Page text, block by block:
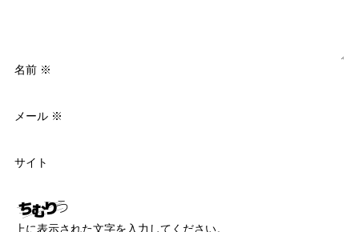
名前 ※
メール ※
サイト
上に表示された文字を入力してください。